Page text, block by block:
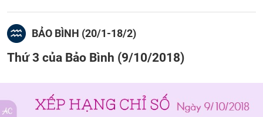
BẢO BÌNH (20/1-18/2)
Thứ 3 của Bảo Bình (9/10/2018)